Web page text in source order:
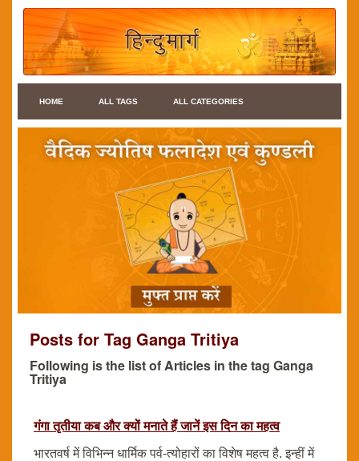
HOME ALL TAGS ALL CATEGORIES
Posts for Tag Ganga Tritiya
Following is the list of Articles in the tag Ganga
Tritiya
गंगा तृतीया कब और क्यों मनाते हैं जानें इस दिन का महत्व
भारतवर्ष में विभिन्न धार्मिक पर्व-त्योहारों का विशेष महत्व है. इन्हीं में